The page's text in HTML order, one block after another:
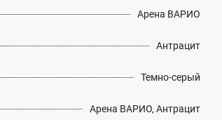
Арена ВАРИО
Антрацит
Темно-серый
Арена ВАРИО, Антрацит